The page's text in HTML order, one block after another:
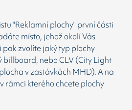
"Reklamní plochy" první části
místo, jehož okolí Vás
pak zvolíte jaký typ plochy
billboard, nebo CLV (City Light
v zastávkách MHD). A na
rámci kterého chcete plochy